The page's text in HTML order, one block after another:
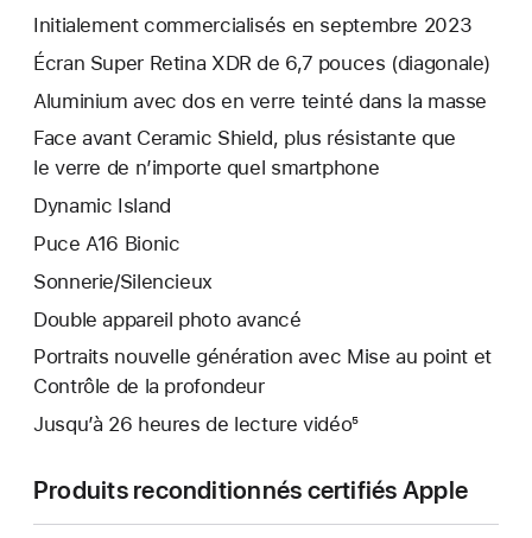
Initialement commercialisés en septembre 2023
Écran Super Retina XDR de 6,7 pouces (diagonale)
Aluminium avec dos en verre teinté dans la masse
Face avant Ceramic Shield, plus résistante que
le verre de n’importe quel smartphone
Dynamic Island
Puce A16 Bionic
Sonnerie/Silencieux
Double appareil photo avancé
Portraits nouvelle génération avec Mise au point et
Contrôle de la profondeur
Jusqu’à 26 heures de lecture vidéo⁵
Produits reconditionnés certifiés Apple